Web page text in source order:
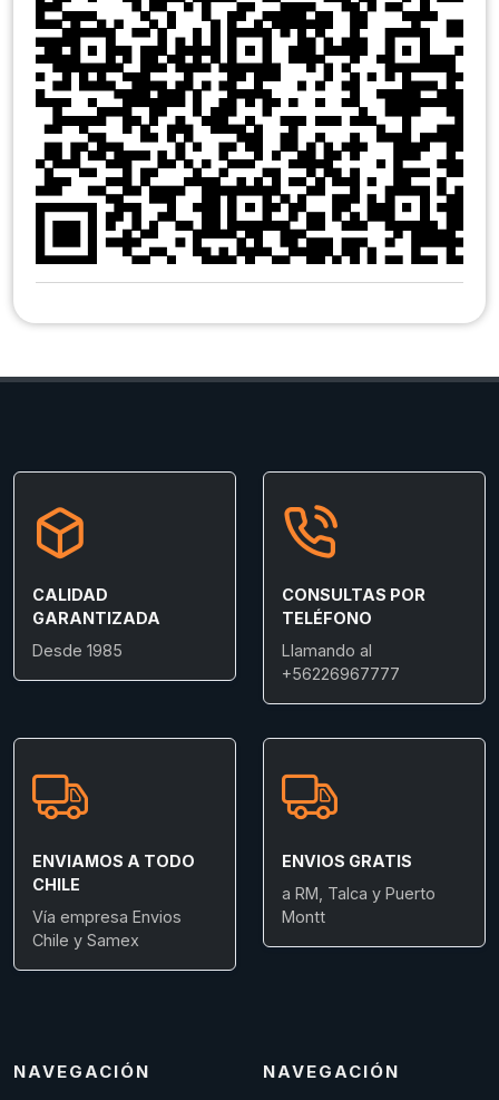
CALIDAD
GARANTIZADA
Desde 1985
CONSULTAS POR
TELÉFONO
Llamando al
+56226967777
ENVIAMOS A TODO
CHILE
Vía empresa Envios
Chile y Samex
ENVIOS GRATIS
a RM, Talca y Puerto
Montt
NAVEGACIÓN NAVEGACIÓN